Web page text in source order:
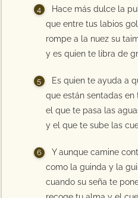
Hace más dulce la
que entre tus labios
rompe a la nuez su
y es quien te libra de
Es quien te ayuda a
que están sentadas en
el que te pasa las
y el que te sube las
Y aunque camine
como la guinda y la
cuando su seña te